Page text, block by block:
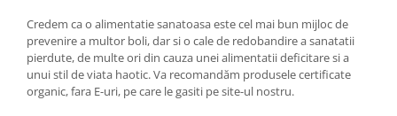
Credem ca o alimentatie sanatoasa este cel mai bun mijloc de
prevenire a multor boli, dar si o cale de redobandire a sanatatii
pierdute, de multe ori din cauza unei alimentatii deficitare si a
unui stil de viata haotic. Va recomandăm produsele certificate
organic, fara E-uri, pe care le gasiti pe site-ul nostru.